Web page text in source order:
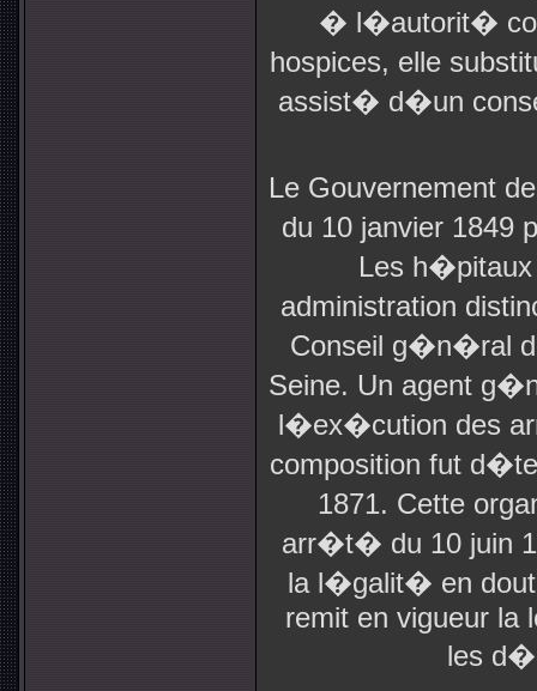
� l�autorit�
hospices, elle
assist� d�un
Le Gouvernement
du 10 janvier 1849
Les h�pitaux
administration
Conseil g�n�ral
Seine. Un agent
l�ex�cution des
composition fut
1871. Cette
arr�t� du 10 juin
la l�galit� en
remit en vigueur la
les